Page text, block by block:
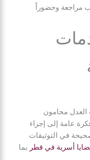
مراجعة وحضوراً
محامون
عامة إلى إجراء
في التوثيقات
أسرية في قطر بما